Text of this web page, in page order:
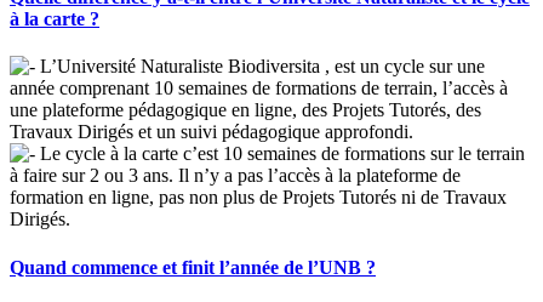
à la carte ?
L’Université Naturaliste Biodiversita , est un cycle sur une
année comprenant 10 semaines de formations de terrain, l’accès à
une plateforme pédagogique en ligne, des Projets Tutorés, des
Travaux Dirigés et un suivi pédagogique approfondi.
Le cycle à la carte c’est 10 semaines de formations sur le terrain
à faire sur 2 ou 3 ans. Il n’y a pas l’accès à la plateforme de
formation en ligne, pas non plus de Projets Tutorés ni de Travaux
Dirigés.
Quand commence et finit l’année de l’UNB ?